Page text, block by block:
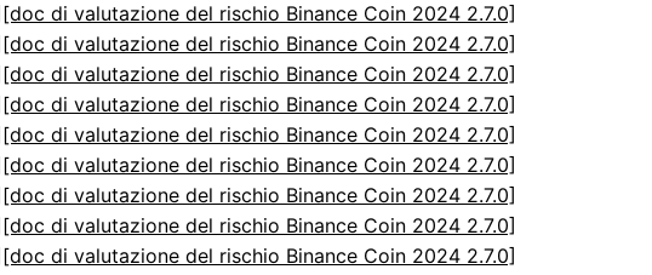
[doc di valutazione del rischio Binance Coin 2024 2.7.0]
[doc di valutazione del rischio Binance Coin 2024 2.7.0]
[doc di valutazione del rischio Binance Coin 2024 2.7.0]
[doc di valutazione del rischio Binance Coin 2024 2.7.0]
[doc di valutazione del rischio Binance Coin 2024 2.7.0]
[doc di valutazione del rischio Binance Coin 2024 2.7.0]
[doc di valutazione del rischio Binance Coin 2024 2.7.0]
[doc di valutazione del rischio Binance Coin 2024 2.7.0]
[doc di valutazione del rischio Binance Coin 2024 2.7.0]